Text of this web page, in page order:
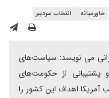
خاورمیانه انتخاب سردبیر
می نویسد: سیاست‌های
پشتیبانی از حکومت‌های
آمریکا اهداف این کشور را